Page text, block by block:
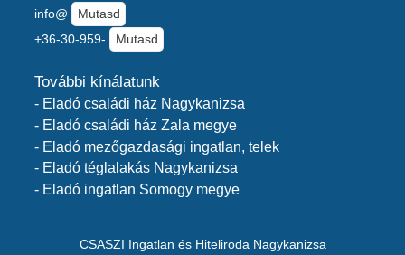
info@
Mutasd
+36-30-959-
Mutasd
További kínálatunk
- Eladó családi ház Nagykanizsa
- Eladó családi ház Zala megye
- Eladó mezőgazdasági ingatlan, telek
- Eladó téglalakás Nagykanizsa
- Eladó ingatlan Somogy megye
CSASZI Ingatlan és Hiteliroda Nagykanizsa